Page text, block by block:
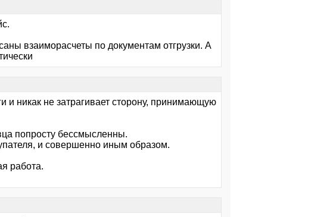
взаиморасчеты по документам отгрузки. А
и никак не затрагивает сторону, принимающую
попросту бессмысленны.
и совершенно иным образом.
работа.